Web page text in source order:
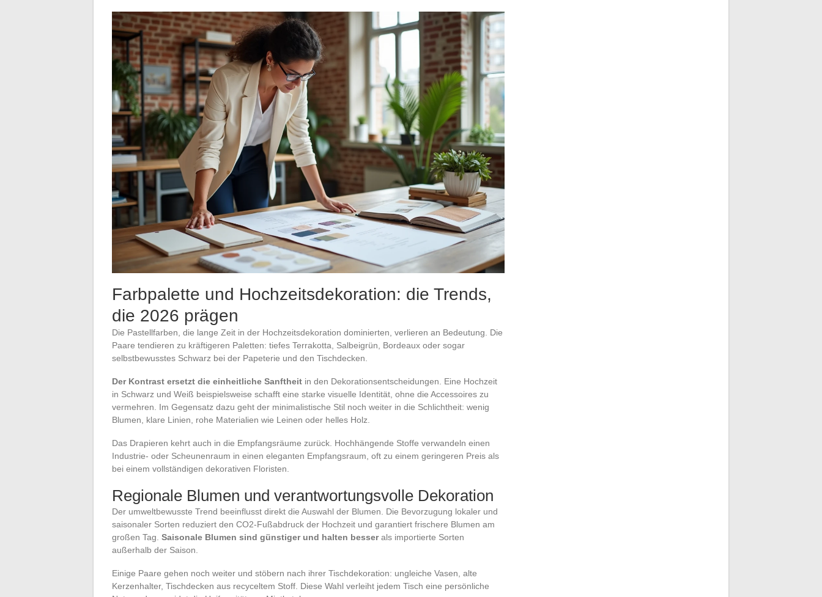
Farbpalette und Hochzeitsdekoration: die Trends,
die 2026 prägen
Die Pastellfarben, die lange Zeit in der Hochzeitsdekoration dominierten, verlieren an Bedeutung. Die
Paare tendieren zu kräftigeren Paletten: tiefes Terrakotta, Salbeigrün, Bordeaux oder sogar
selbstbewusstes Schwarz bei der Papeterie und den Tischdecken.
Der Kontrast ersetzt die einheitliche Sanftheit in den Dekorationsentscheidungen. Eine Hochzeit
in Schwarz und Weiß beispielsweise schafft eine starke visuelle Identität, ohne die Accessoires zu
vermehren. Im Gegensatz dazu geht der minimalistische Stil noch weiter in die Schlichtheit: wenig
Blumen, klare Linien, rohe Materialien wie Leinen oder helles Holz.
Das Drapieren kehrt auch in die Empfangsräume zurück. Hochhängende Stoffe verwandeln einen
Industrie- oder Scheunenraum in einen eleganten Empfangsraum, oft zu einem geringeren Preis als
bei einem vollständigen dekorativen Floristen.
Regionale Blumen und verantwortungsvolle Dekoration
Der umweltbewusste Trend beeinflusst direkt die Auswahl der Blumen. Die Bevorzugung lokaler und
saisonaler Sorten reduziert den CO2-Fußabdruck der Hochzeit und garantiert frischere Blumen am
großen Tag. Saisonale Blumen sind günstiger und halten besserals importierte Sorten
außerhalb der Saison.
Einige Paare gehen noch weiter und stöbern nach ihrer Tischdekoration: ungleiche Vasen, alte
Kerzenhalter, Tischdecken aus recyceltem Stoff. Diese Wahl verleiht jedem Tisch eine persönliche